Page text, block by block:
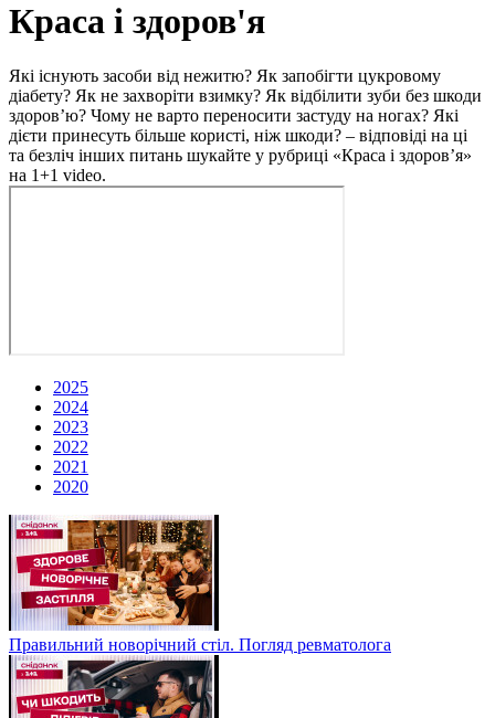
Краса і здоров'я
Які існують засоби від нежитю? Як запобігти цукровому
діабету? Як не захворіти взимку? Як відбілити зуби без шкоди
здоров’ю? Чому не варто переносити застуду на ногах? Які
дієти принесуть більше користі, ніж шкоди? – відповіді на ці
та безліч інших питань шукайте у рубриці «Краса і здоров’я»
на 1+1 video.
2025
2024
2023
2022
2021
2020
Правильний новорічний стіл. Погляд ревматолога